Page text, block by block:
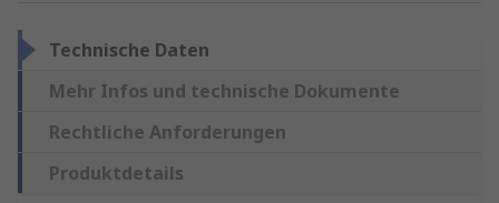
Technische Daten
Mehr Infos und technische Dokumente
Rechtliche Anforderungen
Produktdetails